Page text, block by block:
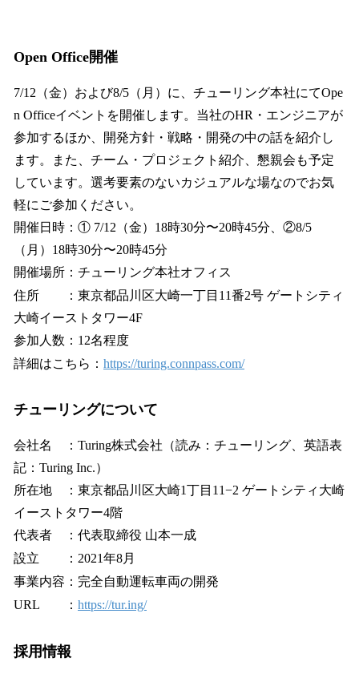
Open Office開催
7/12（金）および8/5（月）に、チューリング本社にてOpe
n Officeイベントを開催します。当社のHR・エンジニアが
参加するほか、開発方針・戦略・開発の中の話を紹介し
ます。また、チーム・プロジェクト紹介、懇親会も予定
しています。選考要素のないカジュアルな場なのでお気
軽にご参加ください。
開催日時：① 7/12（金）18時30分〜20時45分、②8/5
（月）18時30分〜20時45分
開催場所：チューリング本社オフィス
住所 ：東京都品川区大崎一丁目11番2号 ゲートシティ
大崎イーストタワー4F
参加人数：12名程度
詳細はこちら： https://turing.connpass.com/
チューリングについて
会社名 ：Turing株式会社（読み：チューリング、英語表
記：Turing Inc.）
所在地 ：東京都品川区大崎1丁目11−2 ゲートシティ大崎
イーストタワー4階
代表者 ：代表取締役 ⼭本⼀成
設⽴ ：2021年8⽉
事業内容：完全自動運転車両の開発
URL ： https://tur.ing/
採⽤情報